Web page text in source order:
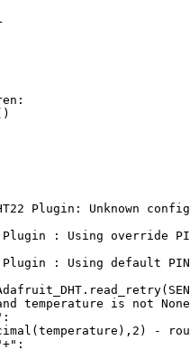
Plugin: Unknown
: Using override
: Using default
temperature is not
-